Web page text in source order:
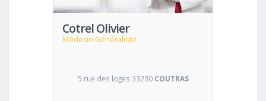
Cotrel Olivier
Médecin Généraliste
5 rue des loges 33230 COUTRAS